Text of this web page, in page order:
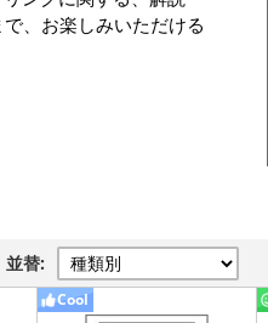
、お楽しみいただける
並替:
Cool